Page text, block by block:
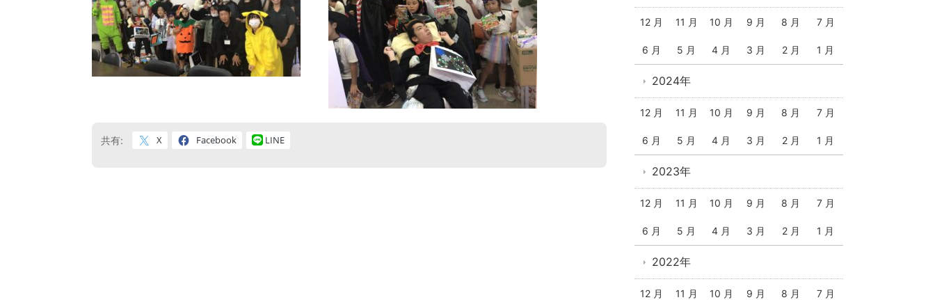
共有: X Facebook LINE
12 月 11 月 10 月 9 月 8 月 7 月
6 月 5 月 4 月 3 月 2 月 1 月
2024年
12 月 11 月 10 月 9 月 8 月 7 月
6 月 5 月 4 月 3 月 2 月 1 月
2023年
12 月 11 月 10 月 9 月 8 月 7 月
6 月 5 月 4 月 3 月 2 月 1 月
2022年
12 月 11 月 10 月 9 月 8 月 7 月